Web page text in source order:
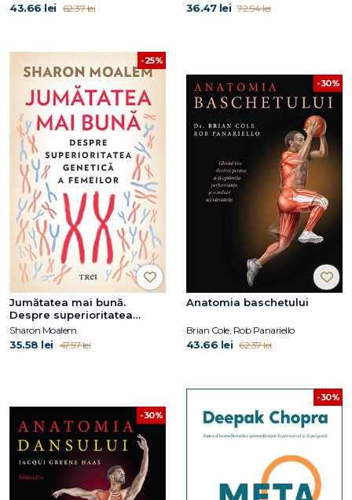
43.66 lei 62.37 lei 36.47 lei 72.94 lei
-25%
Jumătatea mai bună.
Despre superioritatea
genetică a femeilor
Sharon Moalem
35.58 lei 47.57 lei
-30%
Anatomia baschetului
Brian Cole, Rob Panariello
43.66 lei 62.37 lei
-30%
-30%